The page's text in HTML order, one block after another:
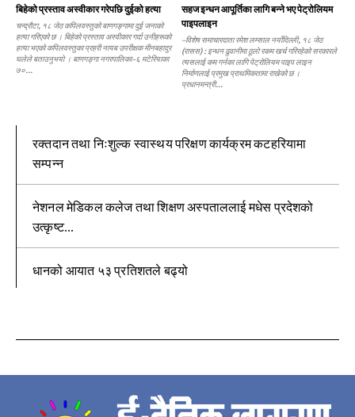
बिहेको प्रस्ताव अस्वीकार गरेपछि दुईको हत्या
चन्द्रौटा, १८ जेठ कपिलवस्तुको बाणगङ्गामा दुई जनाको
हत्या गरिएको छ । बिहेको प्रस्ताव अस्वीकार गर्दा उनीहरूको
हत्या भएको कपिलवस्तुका प्रहरी नायब उपरीक्षक मीनबहादुर
घलेले बताउनुभयो । बाणगङ्गा नगरपालिका–६ मटेरियाका
७०...
सहज इन्धन आपूर्तिका लागि बन्ने भए पेट्रोलियम
पाइपलाइन
–विशेष समाचारदाता रमेश लम्साल नयाँदिल्ली, १८ जेठ
(रासस) : इन्धन ढुवानीमा ठूलो रकम खर्च गरिरहेको सरकारले
त्यसलाई कम गर्नका लागि पेट्रोलियम पाइप लाइन
निर्माणलाई प्रमुख प्राथमिकतामा राखेको छ ।
प्रधानमन्त्री...
रक्तदान तथा निःशुल्क स्वास्थय परिक्षण कार्यक्रम कटहरियामा
सम्पन्न
नेशनल मेडिकल कलेज तथा शिक्षण अस्पताललाई मधेस प्रदेशको
उत्कृष्ट...
धानको आयात ५३ प्रतिशतले बढ्यो